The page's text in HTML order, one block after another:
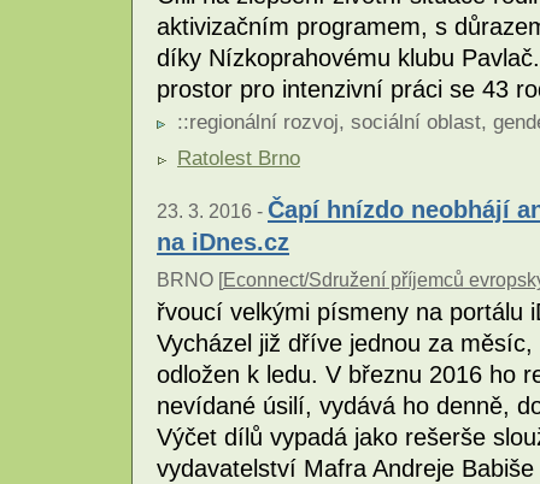
aktivizačním programem, s
díky Nízkoprahovému klubu
prostor pro intenzivní práci se 43
::regionální rozvoj, sociální oblast,
Ratolest Brno
23. 3. 2016 - Čapí hnízdo neobhájí
na iDnes.cz
BRNO [Econnect/Sdružení příjemců
řvoucí velkými písmeny na portálu
Vycházel již dříve jednou za
odložen k ledu. V březnu 2016 ho
nevídané úsilí, vydává ho denně,
Výčet dílů vypadá jako rešerše
vydavatelství Mafra Andreje